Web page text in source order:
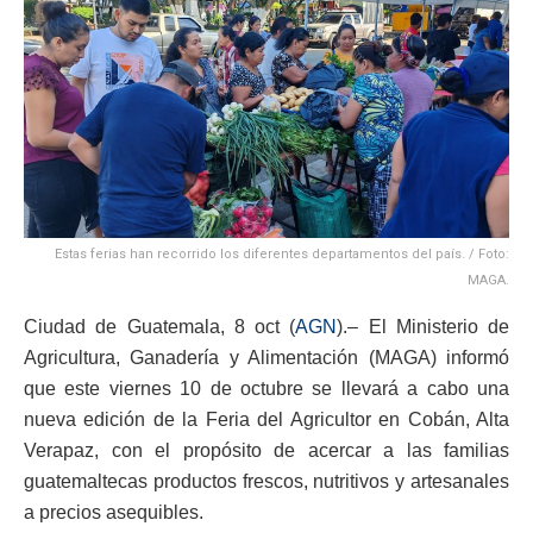
Estas ferias han recorrido los diferentes departamentos del país. / Foto:
MAGA.
Ciudad de Guatemala, 8 oct (AGN).– El Ministerio de
Agricultura, Ganadería y Alimentación (MAGA) informó
que este viernes 10 de octubre se llevará a cabo una
nueva edición de la Feria del Agricultor en Cobán, Alta
Verapaz, con el propósito de acercar a las familias
guatemaltecas productos frescos, nutritivos y artesanales
a precios asequibles.